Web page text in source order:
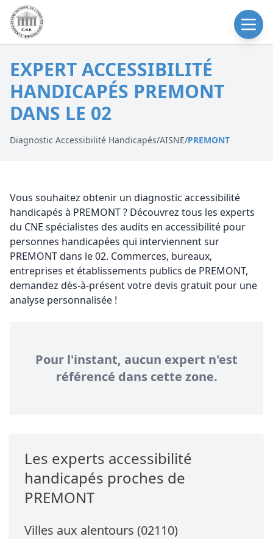
EXPERT ACCESSIBILITÉ
HANDICAPÉS PREMONT
DANS LE 02
Diagnostic Accessibilité Handicapés/AISNE/PREMONT
Vous souhaitez obtenir un diagnostic accessibilité
handicapés à PREMONT ? Découvrez tous les experts
du CNE spécialistes des audits en accessibilité pour
personnes handicapées qui interviennent sur
PREMONT dans le 02. Commerces, bureaux,
entreprises et établissements publics de PREMONT,
demandez dès-à-présent votre devis gratuit pour une
analyse personnalisée !
Pour l'instant, aucun expert n'est
référencé dans cette zone.
Les experts accessibilité
handicapés proches de
PREMONT
Villes aux alentours (02110)